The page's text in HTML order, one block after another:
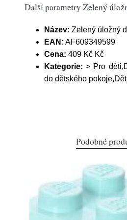
Další parametry Zelený
Název: Zelený úložný
EAN: AF609349599
Cena: 409 Kč Kč
Kategorie: > Pro
do dětského
Podobné